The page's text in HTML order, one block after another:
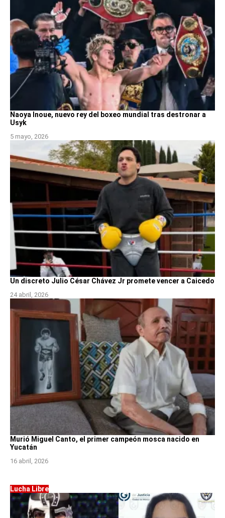
Naoya Inoue, nuevo rey del boxeo mundial tras destronar a
Usyk
5 mayo, 2026
Un discreto Julio César Chávez Jr promete vencer a Caicedo
24 abril, 2026
Murió Miguel Canto, el primer campeón mosca nacido en
Yucatán
16 abril, 2026
Lucha Libre